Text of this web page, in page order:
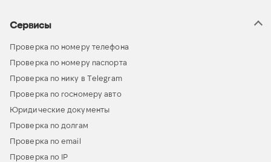
Сервисы
Проверка по номеру телефона
Проверка по номеру паспорта
Проверка по нику в Telegram
Проверка по госномеру авто
Юридические документы
Проверка по долгам
Проверка по email
Проверка по IP